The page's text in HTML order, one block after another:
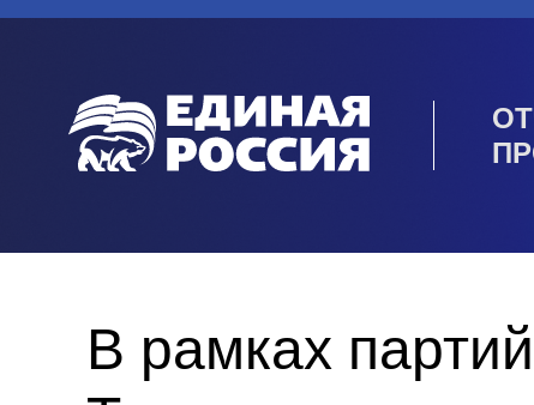
В рамках